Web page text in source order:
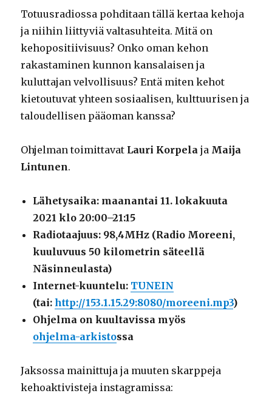
Totuusradiossa pohditaan tällä kertaa kehoja
ja niihin liittyviä valtasuhteita. Mitä on
kehopositiivisuus? Onko oman kehon
rakastaminen kunnon kansalaisen ja
kuluttajan velvollisuus? Entä miten kehot
kietoutuvat yhteen sosiaalisen, kulttuurisen ja
taloudellisen pääoman kanssa?
Ohjelman toimittavat Lauri Korpela ja Maija
Lintunen.
Lähetysaika: maanantai 11. lokakuuta
2021 klo 20:00–21:15
Radiotaajuus: 98,4MHz (Radio Moreeni,
kuuluvuus 50 kilometrin säteellä
Näsinneulasta)
Internet-kuuntelu: TUNEIN
(tai:http://153.1.15.29:8080/moreeni.mp3)
Ohjelma on kuultavissa myös
ohjelma-arkistossa
Jaksossa mainittuja ja muuten skarppeja
kehoaktivisteja instagramissa: